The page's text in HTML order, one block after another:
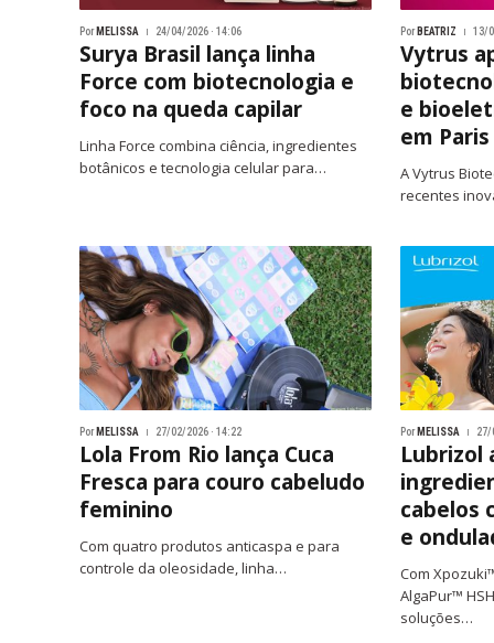
Por MELISSA 24/04/2026 · 14:06
Surya Brasil lança linha
Force com biotecnologia e
foco na queda capilar
Linha Force combina ciência, ingredientes
botânicos e tecnologia celular para…
Por BEATRIZ 13/
Vytrus
e
em Paris
A Vytrus
recentes
Por MELISSA 27/02/2026 · 14:22
Lola From Rio lança Cuca
Fresca para couro cabeludo
feminino
Com quatro produtos anticaspa e para
controle da oleosidade, linha…
Por MELISSA 27/
Lubrizol
cabelos
e
Com
AlgaPur™
soluções…